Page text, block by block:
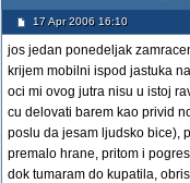
17 Apr 2006 16:10
jos jedan ponedeljak
krijem mobilni ispod jastuka
oci mi ovog jutra nisu u istoj
cu delovati barem kao privid
poslu da jesam ljudsko bice),
premalo hrane, pritom i
dok tumaram do kupatila,